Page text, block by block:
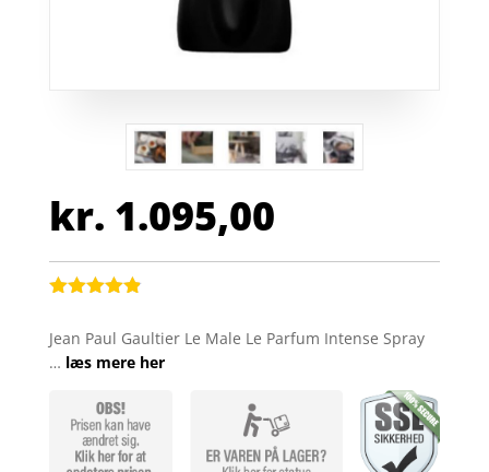
kr. 1.095,00
ud af 5
baseret på
Jean Paul Gaultier Le Male Le Parfum Intense Spray
… læs mere her